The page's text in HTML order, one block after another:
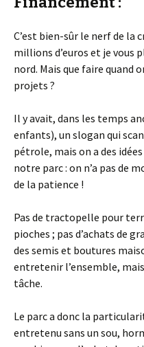
C’est bien-sûr le nerf de la
millions d’euros et je vous
nord. Mais que faire quand
projets ?
Il y avait, dans les temps
enfants), un slogan qui
pétrole, mais on a des
notre parc : on n’a pas de
de la patience !
Pas de tractopelle pour
pioches ; pas d’achats de
des semis et boutures
entretenir l’ensemble,
tâche.
Le parc a donc la
entretenu sans un sou,